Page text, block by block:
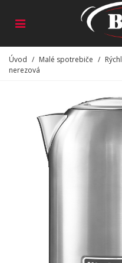
Úvod / Malé spotrebiče /
nerezová